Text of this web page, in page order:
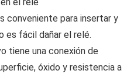
el relé
conveniente para insertar y
es fácil dañar el relé.
tiene una conexión de
óxido y resistencia a